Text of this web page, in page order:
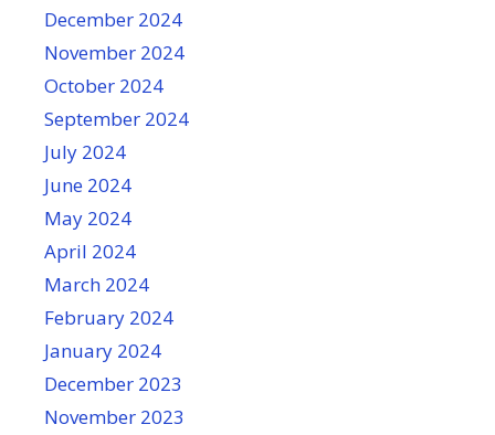
December 2024
November 2024
October 2024
September 2024
July 2024
June 2024
May 2024
April 2024
March 2024
February 2024
January 2024
December 2023
November 2023